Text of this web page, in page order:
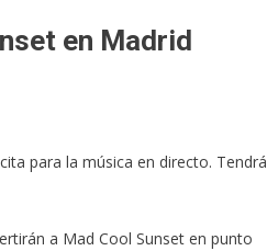
en Madrid
para la música en directo. Tendrá
a Mad Cool Sunset en punto